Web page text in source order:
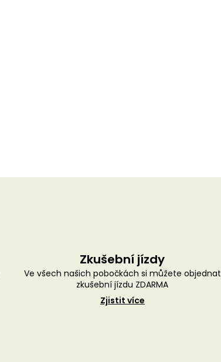
Zkušební jízdy
Ve všech našich pobočkách si můžete objednat
zkušební jízdu ZDARMA
Zjistit více